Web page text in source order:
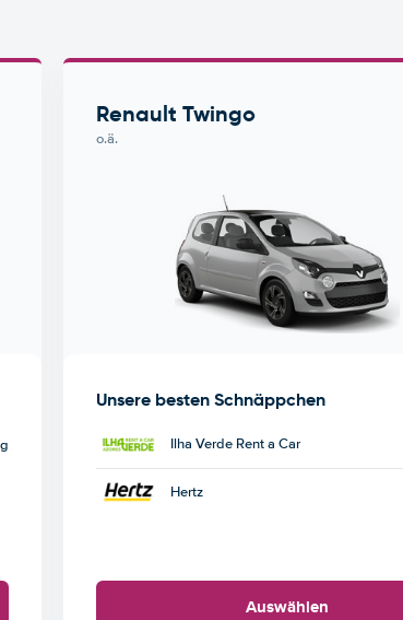
Renault Twingo
o.ä.
Unsere besten Schnäppchen
Ilha Verde Rent a Car
Hertz
Auswählen